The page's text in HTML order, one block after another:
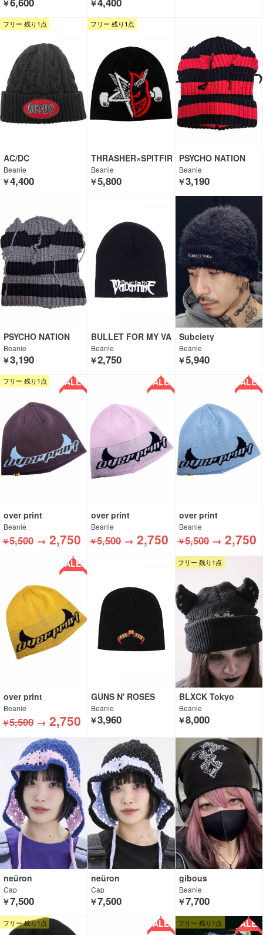
￥ ￥
フリー 残り1点
AC/DC
Beanie
￥4,400
フリー 残り1点
THRASHER×SPITFIR
E
Beanie
￥5,800
PSYCHO NATION
Beanie
￥3,190
PSYCHO NATION
Beanie
￥3,190
BULLET FOR MY VA
LENTINE
Beanie
￥2,750
Subciety
Beanie
￥5,940
フリー 残り1点 SALE!!
over print
Beanie
￥5,500 → 2,750
SALE!!
over print
Beanie
￥5,500→2,750
SALE!!
over print
Beanie
￥5,500→ 2,750
SALE!!
over print
Beanie
￥5,500 → 2,750
GUNS N' ROSES
Beanie
￥3,960
フリー 残り1点
BLXCK Tokyo
Beanie
￥8,000
neüron
Cap
￥7,500
neüron
Cap
￥7,500
gibous
Beanie
￥7,700
フリー 残り1点 SALE!! フリー 残り1点 SALE!!